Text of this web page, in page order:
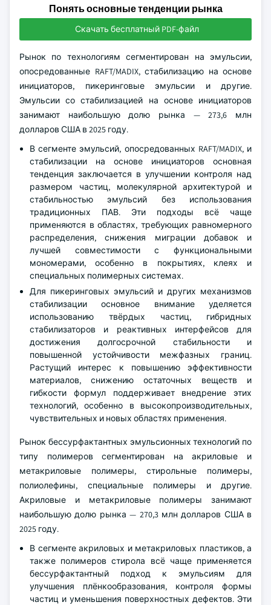
Понять основные тенденции рынка
Скачать бесплатный PDF-файл
Рынок по технологиям сегментирован на эмульсии,
опосредованные RAFT/MADIX, стабилизацию на основе
инициаторов, пикеринговые эмульсии и другие.
Эмульсии со стабилизацией на основе инициаторов
занимают наибольшую долю рынка — 273,6 млн
долларов США в 2025 году.
В сегменте эмульсий, опосредованных RAFT/MADIX, и
стабилизации на основе инициаторов основная
тенденция заключается в улучшении контроля над
размером частиц, молекулярной архитектурой и
стабильностью эмульсий без использования
традиционных ПАВ. Эти подходы всё чаще
применяются в областях, требующих равномерного
распределения, снижения миграции добавок и
лучшей совместимости с функциональными
мономерами, особенно в покрытиях, клеях и
специальных полимерных системах.
Для пикеринговых эмульсий и других механизмов
стабилизации основное внимание уделяется
использованию твёрдых частиц, гибридных
стабилизаторов и реактивных интерфейсов для
достижения долгосрочной стабильности и
повышенной устойчивости межфазных границ.
Растущий интерес к повышению эффективности
материалов, снижению остаточных веществ и
гибкости формул поддерживает внедрение этих
технологий, особенно в высокопроизводительных,
чувствительных и новых областях применения.
Рынок бессурфактантных эмульсионных технологий по
типу полимеров сегментирован на акриловые и
метакриловые полимеры, стирольные полимеры,
полиолефины, специальные полимеры и другие.
Акриловые и метакриловые полимеры занимают
наибольшую долю рынка — 270,3 млн долларов США в
2025 году.
В сегменте акриловых и метакриловых пластиков, а
также полимеров стирола всё чаще применяется
бессурфактантный подход к эмульсиям для
улучшения плёнкообразования, контроля формы
частиц и уменьшения поверхностных дефектов. Эти